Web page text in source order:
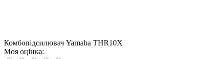
Комбопідсилювач Yamaha THR10X
Моя оцінка: